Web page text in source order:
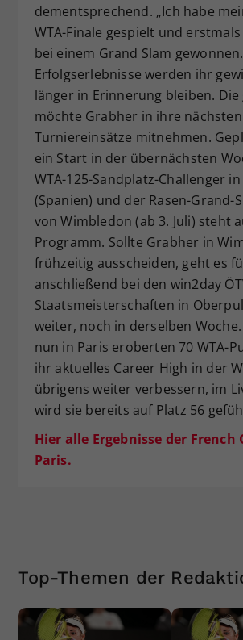
dementsprechend. „Ich habe
WTA-Finale gespielt und
bei einem Grand Slam
Erfolgserlebnisse werden ihr
länger in Erinnerung bleiben. Die
möchte Grabher in ihre nächsten
Turniereinsätze mitnehmen.
ein Start in der übernächsten
WTA-125-Sandplatz-Challenger
(Spanien) und der Rasen-Grand-
von Wimbledon (ab 3. Juli) steht
Programm. Sollte Grabher in
frühzeitig ausscheiden, geht es
anschließend bei den win2day
Staatsmeisterschaften in
weiter, noch in derselben
nun in Paris eroberten 70 WTA-
ihr aktuelles Career High in der
übrigens weiter verbessern, im
wird sie bereits auf Platz 56
Hier alle Ergebnisse der French
Paris.
Top-Themen der